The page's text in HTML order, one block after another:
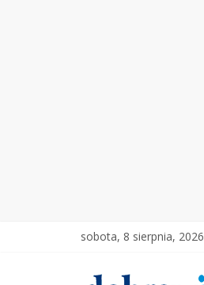
sobota, 8 sierpnia, 2026